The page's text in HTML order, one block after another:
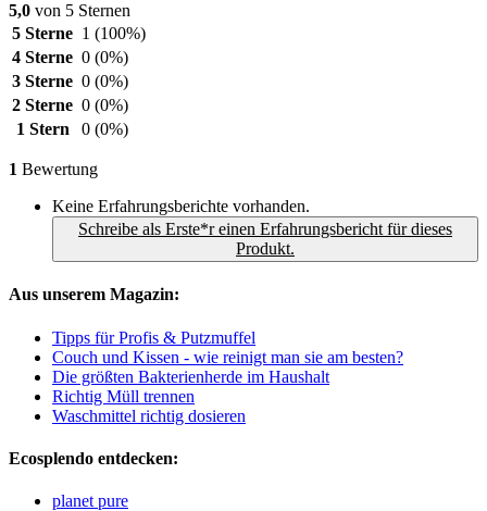
5,0 von 5 Sternen
5 Sterne 1 (100%)
4 Sterne 0 (0%)
3 Sterne 0 (0%)
2 Sterne 0 (0%)
1 Stern
0 (0%)
1 Bewertung
Keine Erfahrungsberichte vorhanden.
Schreibe als Erste*r einen Erfahrungsbericht für dieses
Produkt.
Aus unserem Magazin:
Tipps für Profis & Putzmuffel
Couch und Kissen - wie reinigt man sie am besten?
Die größten Bakterienherde im Haushalt
Richtig Müll trennen
Waschmittel richtig dosieren
Ecosplendo entdecken:
planet pure